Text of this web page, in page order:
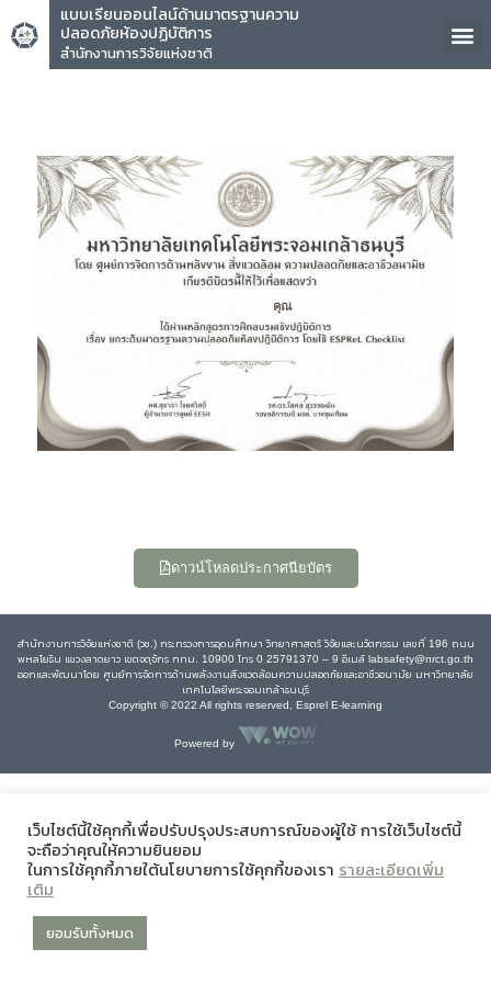
แบบเรียนออนไลน์ด้านมาตรฐานความ
ปลอดภัยห้องปฏิบัติการ
สำนักงานการวิจัยแห่งชาติ
คุณ
ดาวน์โหลดประกาศนียบัตร
สำนักงานการวิจัยแห่งชาติ (วช.) กระทรวงการอุดมศึกษา วิทยาศาสตร์ วิจัยและนวัตกรรม เลขที่ 196 ถนน
พหลโยธิน แขวงลาดยาว เขตจตุจักร กทม. 10900 โทร 0 25791370 – 9 อีเมล์ labsafety@nrct.go.th
ออกและพัฒนาโดย ศูนย์การจัดการด้านพลังงานสิ่งแวดล้อมความปลอดภัยและอาชีวอนามัย มหาวิทยาลัย
เทคโนโลยีพระจอมเกล้าธนบุรี
Copyright © 2022 All rights reserved, Esprel E-learning
Powered by
เว็บไซต์นี้ใช้คุกกี้เพื่อปรับปรุงประสบการณ์ของผู้ใช้ การใช้เว็บไซต์นี้
จะถือว่าคุณให้ความยินยอม
ในการใช้คุกกี้ภายใต้นโยบายการใช้คุกกี้ของเรา รายละเอียดเพิ่ม
เติม
ยอมรับทั้งหมด